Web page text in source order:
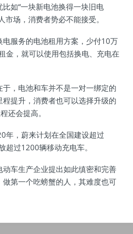
如“一块新电池换得一块旧电
市场，消费者势必不能接受。
电服务的电池租用方案，少付10万
金，就可以使用包括换电、充电在
，电池和车并不是一对一绑定的
提升，消费者也可以选择升级的
还会提高。
年，蔚来计划在全国建设超过
超过1200辆移动充电车。
动车生产企业提出如此缜密和完善
第一个吃螃蟹的人，其难度也可